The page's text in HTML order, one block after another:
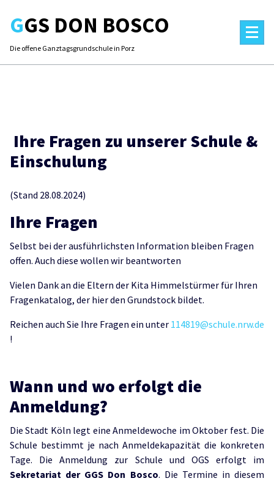
contentGGS DON BOSCO
Die offene Ganztagsgrundschule in Porz
Ihre Fragen zu unserer Schule &
Einschulung
(Stand 28.08.2024)
Ihre Fragen
Selbst bei der ausführlichsten Information bleiben Fragen
offen. Auch diese wollen wir beantworten
Vielen Dank an die Eltern der Kita Himmelstürmer für Ihren
Fragenkatalog, der hier den Grundstock bildet.
Reichen auch Sie Ihre Fragen ein unter 114819@schule.nrw.de
!
Wann und wo erfolgt die
Anmeldung?
Die Stadt Köln legt eine Anmeldewoche im Oktober fest. Die
Schule bestimmt je nach Anmeldekapazität die konkreten
Tage. Die Anmeldung zur Schule und OGS erfolgt im
Sekretariat der GGS Don Bosco. Die Termine in diesem